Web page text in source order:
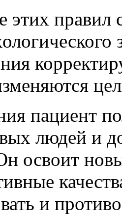
этих
пациент
людей и
освоит
и